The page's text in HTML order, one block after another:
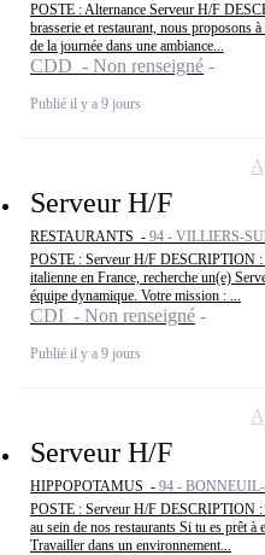
POSTE : Alternance Serveur H/F
brasserie et restaurant, nous proposons
de la journée dans une ambiance...
CDD - Non renseigné
Publié il y a 9 jours
Serveur H/F
RESTAURANTS - 94 - VILLIERS-
POSTE : Serveur H/F DESCRIPTION :
italienne en France, recherche un(e)
équipe dynamique. Votre mission : ...
CDI - Non renseigné
Publié il y a 9 jours
Serveur H/F
HIPPOPOTAMUS - 94 -
POSTE : Serveur H/F DESCRIPTION :
au sein de nos restaurants Si tu es prêt
Travailler dans un environnement...